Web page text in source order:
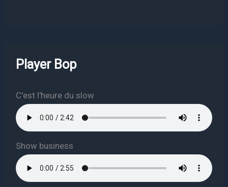
Player Bop
C'est l'heure du slow
Show business